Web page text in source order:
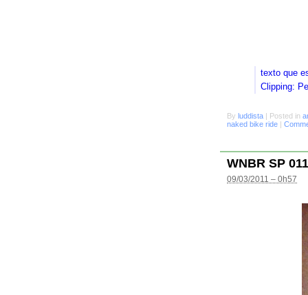
texto que
Clipping:
By luddista | Posted in
naked bike ride |
WNBR SP 011
09/03/2011 – 0h57